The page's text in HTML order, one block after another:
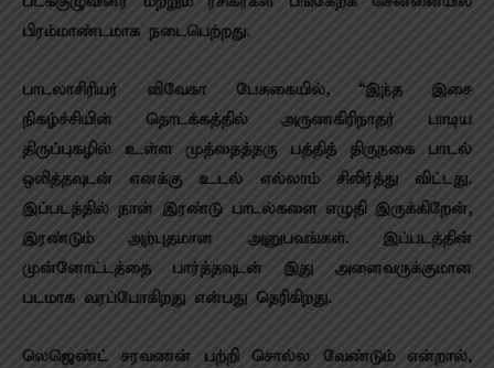
பிரம்மாண்டமாக‌ நடைபெற்றது.
பாடலாசிரியர் விவேகா பேசுகையில், “இந்த இசை
நிகழ்ச்சியின் தொடக்கத்தில் அருணகிரிநாதர் பாடிய
திருப்புகழில் உள்ள‌ முத்தைத்தரு பத்தித் திருநகை பாடல்
ஒலித்தவுடன் எனக்கு உடல் எல்லாம் சிலிர்த்து விட்டது.
இப்படத்தில் நான் இரண்டு பாடல்களை எழுதி இருக்கிறேன்,
இரண்டும் அற்புதமான அனுபவங்கள். இப்படத்தின்
முன்னோட்டத்தை பார்த்தவுடன் இது அனைவருக்குமான
படமாக வரப்போகிறது என்பது தெரிகிறது.
லெஜெண்ட் சரவணன் பற்றி சொல்ல வேண்டும் என்றால்,